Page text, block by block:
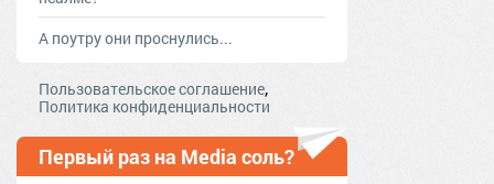
А поутру они проснулись...
Пользовательское соглашение,
Политика конфиденциальности
Первый раз на Media соль?